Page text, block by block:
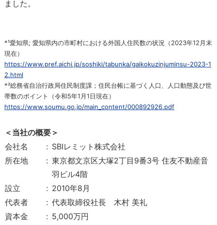
ました。
*¹愛知県; 愛知県内の市町村における外国人住民数の状況（2023年12月末
現在）
https://www.pref.aichi.jp/soshiki/tabunka/gaikokuzinjuminsu-2023-1
2.html
*²総務省自治行政局住民制度課；住民台帳に基づく人口、人口動態及び世
帯数のポイント（令和5年1月1日現在）
https://www.soumu.go.jp/main_content/000892926.pdf
＜当社の概要＞
会社名
: SBIレミット株式会社
所在地
: 東京都文京区大塚2丁目9番3号 住友不動産音
羽ビル4階
設立
: 2010年8月
代表者
: 代表取締役社長 木村 美礼
資本金
: 5,000万円